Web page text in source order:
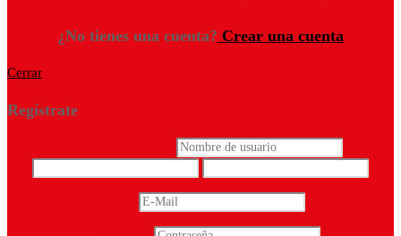
¿No tienes una cuenta? Crear una cuenta
Cerrar
Regístrate